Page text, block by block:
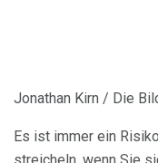
Jonathan Kirn / Die
Es ist immer ein